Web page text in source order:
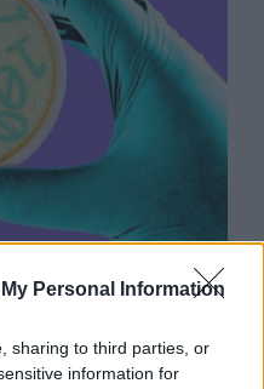
Personal Information
sharing to third parties, or
information for
за първи път